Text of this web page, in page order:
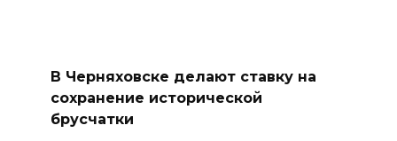
В Черняховске делают ставку на
сохранение исторической
брусчатки